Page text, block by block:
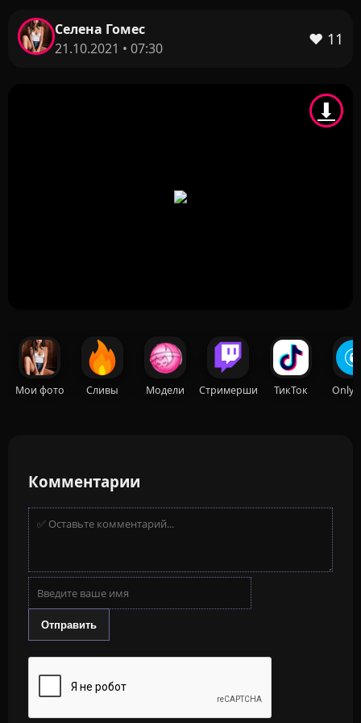
Селена Гомес
21.10.2021 • 07:30
❤️ 11
⬇
Мои фото Сливы Модели Стримерши ТикТок
Комментарии